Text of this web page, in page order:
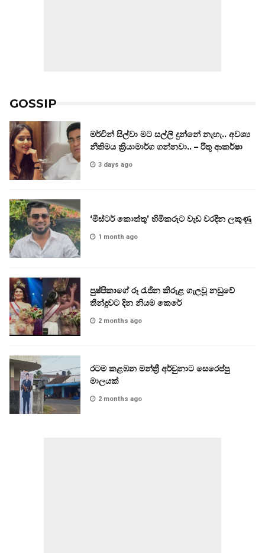
GOSSIP
මර්වින් සිල්වා මට සල්ලි දුන්නේ නැහැ.. අවශ්‍ය
නීතිමය ක්‍රියාමාර්ග ගන්නවා.. – රිතූ ආකර්ෂා
3 days ago
‘මිස්ටර් කොත්තු’ හිමිකරුට වැඩ වරදින ලකුණු
1 month ago
පුෂ්පිකාගේ රූ රැජින කිරුළ ගැලවූ නඩුවේ
තීන්දුවට දින නියම කෙරේ
2 months ago
රටම කළඹන මන්ත්‍රී අර්චුනාට සෙරෙප්පු
මාලයක්
2 months ago